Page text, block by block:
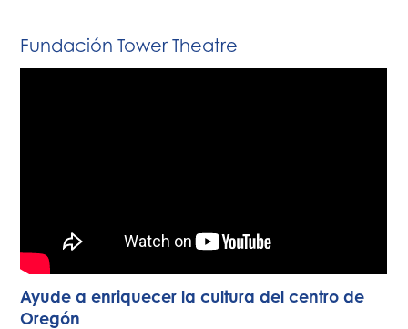
Fundación Tower Theatre
Ayude a enriquecer la cultura del centro de
Oregón